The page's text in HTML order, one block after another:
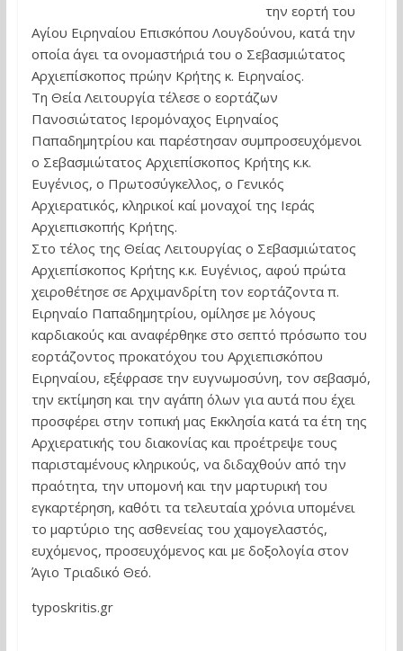
την εορτή του
Αγίου Ειρηναίου Επισκόπου Λουγδούνου, κατά την
οποία άγει τα ονομαστήριά του ο Σεβασμιώτατος
Αρχιεπίσκοπος πρώην Κρήτης κ. Ειρηναίος.
Τη Θεία Λειτουργία τέλεσε ο εορτάζων
Πανοσιώτατος Ιερομόναχος Ειρηναίος
Παπαδημητρίου και παρέστησαν συμπροσευχόμενοι
ο Σεβασμιώτατος Αρχιεπίσκοπος Κρήτης κ.κ.
Ευγένιος, ο Πρωτοσύγκελλος, ο Γενικός
Αρχιερατικός, κληρικοί καί μοναχοί της Ιεράς
Αρχιεπισκοπής Κρήτης.
Στο τέλος της Θείας Λειτουργίας ο Σεβασμιώτατος
Αρχιεπίσκοπος Κρήτης κ.κ. Ευγένιος, αφού πρώτα
χειροθέτησε σε Αρχιμανδρίτη τον εορτάζοντα π.
Ειρηναίο Παπαδημητρίου, ομίλησε με λόγους
καρδιακούς και αναφέρθηκε στο σεπτό πρόσωπο του
εορτάζοντος προκατόχου του Αρχιεπισκόπου
Ειρηναίου, εξέφρασε την ευγνωμοσύνη, τον σεβασμό,
την εκτίμηση και την αγάπη όλων για αυτά που έχει
προσφέρει στην τοπική μας Εκκλησία κατά τα έτη της
Αρχιερατικής του διακονίας και προέτρεψε τους
παρισταμένους κληρικούς, να διδαχθούν από την
πραότητα, την υπομονή και την μαρτυρική του
εγκαρτέρηση, καθότι τα τελευταία χρόνια υπομένει
το μαρτύριο της ασθενείας του χαμογελαστός,
ευχόμενος, προσευχόμενος και με δοξολογία στον
Άγιο Τριαδικό Θεό.
typoskritis.gr